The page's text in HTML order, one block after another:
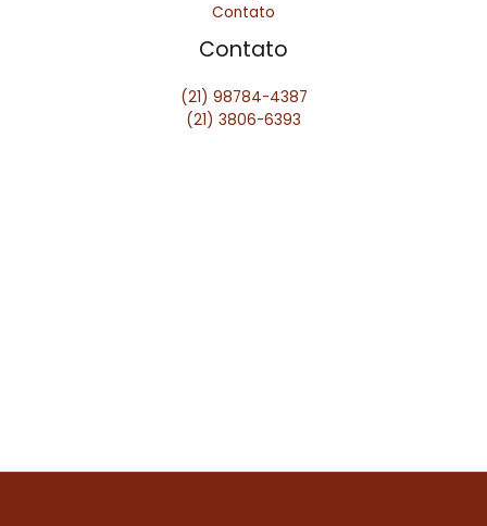
Contato
Contato
(21) 98784-4387
(21) 3806-6393